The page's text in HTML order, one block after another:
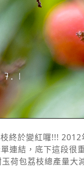
於變紅囉!!!
連結，底下這段
荷包荔枝總產量大